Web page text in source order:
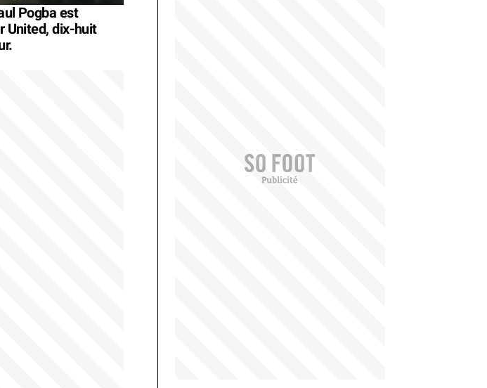
Pogba est
United, dix-huit